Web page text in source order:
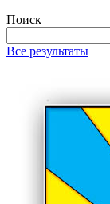
Поиск
Все результаты